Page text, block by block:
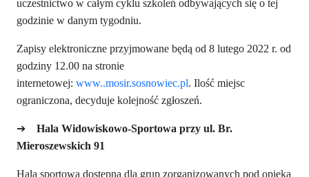
uczestnictwo w całym cyklu szkoleń odbywających się o tej
godzinie w danym tygodniu.
Zapisy elektroniczne przyjmowane będą od 8 lutego 2022 r. od
godziny 12.00 na stronie
internetowej: www..mosir.sosnowiec.pl. Ilość miejsc
ograniczona, decyduje kolejność zgłoszeń.
➔ Hala Widowiskowo-Sportowa przy ul. Br.
Mieroszewskich 91
Hala sportowa dostępna dla grup zorganizowanych pod opieką